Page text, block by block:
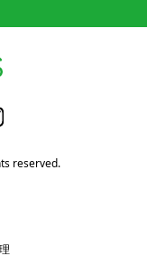
reserved.